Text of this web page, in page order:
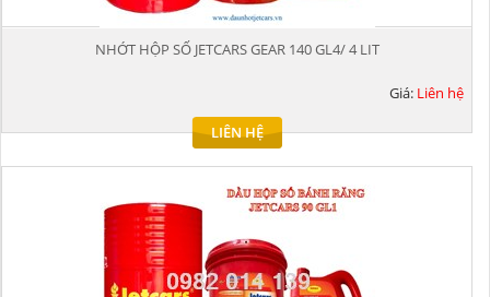
NHỚT HỘP SỐ JETCARS GEAR 140 GL4/ 4 LIT
Giá: Liên hệ
LIÊN HỆ